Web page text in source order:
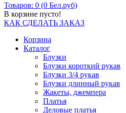
Товаров: 0 (0 Бел.руб)
В корзине пусто!
КАК СДЕЛАТЬ ЗАКАЗ
Корзина
Каталог
Блузки
Блузки короткий рукав
Блузки 3/4 рукав
Блузки длинный рукав
Жакеты, джемпера
Платья
Деловые платья